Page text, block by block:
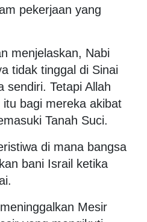
pekerjaan yang
menjelaskan, Nabi
tidak tinggal di Sinai
sendiri. Tetapi Allah
bagi mereka akibat
Tanah Suci.
di mana bangsa
bani Israil ketika
Mesir